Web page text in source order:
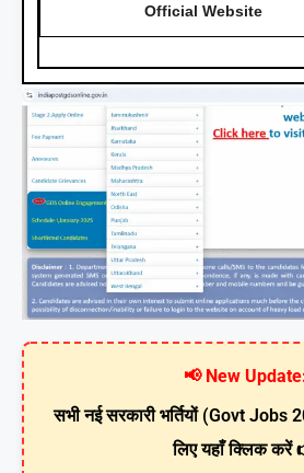
Official Website
📢 New
सभी नई सरकारी भर्तियों (Govt Jobs
लिए यहाँ क्लिक करें